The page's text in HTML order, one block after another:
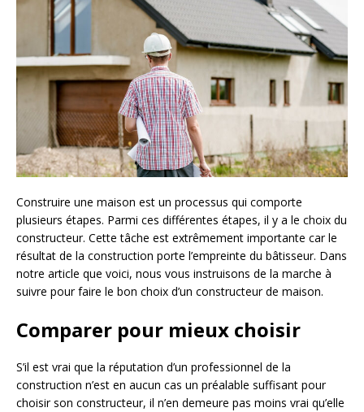
Construire une maison est un processus qui comporte
plusieurs étapes. Parmi ces différentes étapes, il y a le choix du
constructeur. Cette tâche est extrêmement importante car le
résultat de la construction porte l’empreinte du bâtisseur. Dans
notre article que voici, nous vous instruisons de la marche à
suivre pour faire le bon choix d’un constructeur de maison.
Comparer pour mieux choisir
S’il est vrai que la réputation d’un professionnel de la
construction n’est en aucun cas un préalable suffisant pour
choisir son constructeur, il n’en demeure pas moins vrai qu’elle